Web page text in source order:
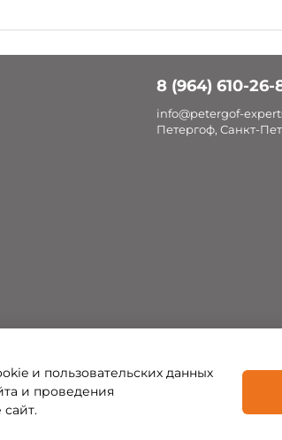
8 (964) 610-26-
info@petergof-
Петергоф, Санкт-
и пользовательских данных
и проведения